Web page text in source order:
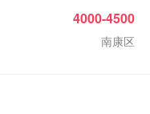
南康区
4000-4500